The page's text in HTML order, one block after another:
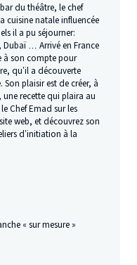
du théâtre, le chef
cuisine natale influencée
il a pu séjourner:
Dubaï … Arrivé en France
à son compte pour
qu’il a découverte
Son plaisir est de créer, à
recette qui plaira au
Chef Emad sur les
web, et découvrez son
d’initiation à la
« sur mesure »